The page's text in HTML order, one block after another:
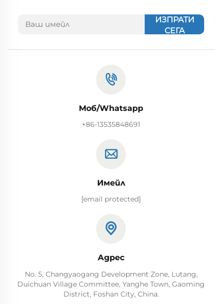
ИЗПРАТИ
СЕГА
Моб/Whatsapp
+86-13535848691
Имейл
[email protected]
Адрес
No. 5, Changyaogang Development Zone, Lutang,
Duichuan Village Committee, Yanghe Town, Gaoming
District, Foshan City, China.